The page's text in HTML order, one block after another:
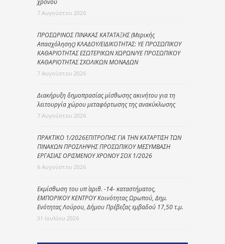
7 Αυγούστου 2026
ΠΡΟΣΩΡΙΝΟΣ ΠΙΝΑΚΑΣ ΚΑΤΑΤΑΞΗΣ (Μερικής
Απασχόλησης) ΚΛΑΔΟΥ/ΕΙΔΙΚΟΤΗΤΑΣ: ΥΕ ΠΡΟΣΩΠΙΚΟΥ
ΚΑΘΑΡΙΟΤΗΤΑΣ ΕΣΩΤΕΡΙΚΩΝ ΧΩΡΩΝ/ΥΕ ΠΡΟΣΩΠΙΚΟΥ
ΚΑΘΑΡΙΟΤΗΤΑΣ ΣΧΟΛΙΚΩΝ ΜΟΝΑΔΩΝ
7 Αυγούστου 2026
Διακήρυξη δημοπρασίας μίσθωσης ακινήτου για τη
λειτουργία χώρου μεταφόρτωσης της ανακύκλωσης
7 Αυγούστου 2026
ΠΡΑΚΤΙΚΟ 1/2026ΕΠΙΤΡΟΠΗΣ ΓΙΑ ΤΗΝ ΚΑΤΑΡΤΙΣΗ ΤΩΝ
ΠΙΝΑΚΩΝ ΠΡΟΣΛΗΨΗΣ ΠΡΟΣΩΠΙΚΟΥ ΜΕΣΥΜΒΑΣΗ
ΕΡΓΑΣΙΑΣ ΟΡΙΣΜΕΝΟΥ ΧΡΟΝΟΥ ΣΟΧ 1/2026
6 Αυγούστου 2026
Εκμίσθωση του υπ΄ αριθ. -14- καταστήματος,
ΕΜΠΟΡΙΚΟΥ ΚΕΝΤΡΟΥ Κοινότητας Ωρωπού, Δημ.
Ενότητας Λούρου, Δήμου Πρέβεζας εμβαδού 17,50 τ.μ.
31 Ιουλίου 2026